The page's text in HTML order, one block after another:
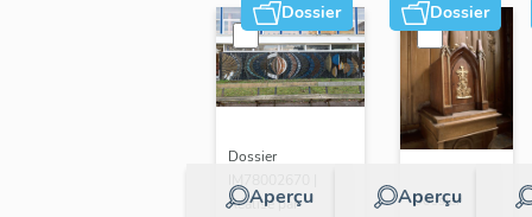
Dossier
Aperçu
Dossier
IM78002670 |
Réalisé par
Dossier
Aperçu
Dossier